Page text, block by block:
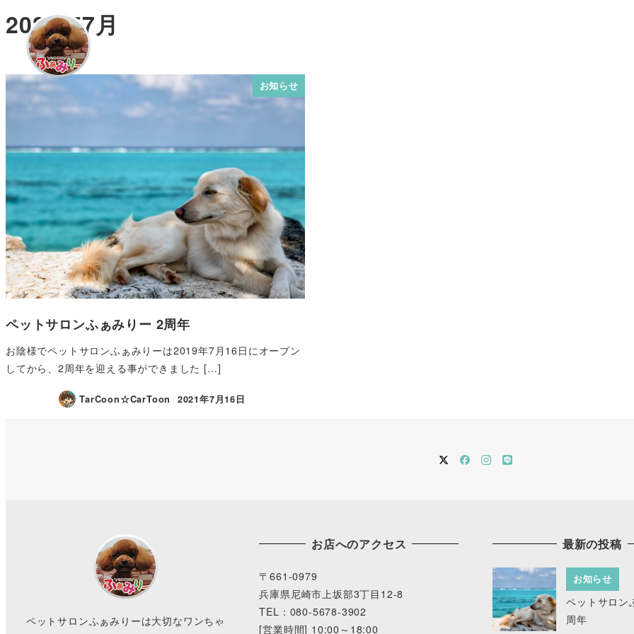
2021年7月
お知らせ
ペットサロンふぁみりー 2周年
お陰様でペットサロンふぁみりーは2019年7月16日にオープン
してから、2周年を迎える事ができました […]
TarCoon☆CarToon 2021年7月16日
twitterFacebook
instagram
LINE
ペットサロンふぁみりーは大切なワンちゃ
お店へのアクセス
〒661-0979
兵庫県尼崎市上坂部3丁目12-8
TEL：080-5678-3902
[営業時間] 10:00～18:00
最新の投稿
お知らせ
ペットサロン
周年